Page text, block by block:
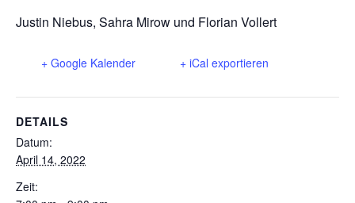
Justin Niebus, Sahra Mirow und Florian Vollert
+ Google Kalender + iCal exportieren
DETAILS
Datum:
April 14, 2022
Zeit: